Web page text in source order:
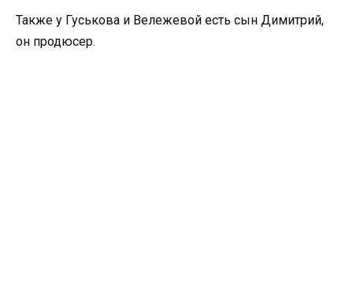
Также у Гуськова и Вележевой есть сын Димитрий,
он продюсер.